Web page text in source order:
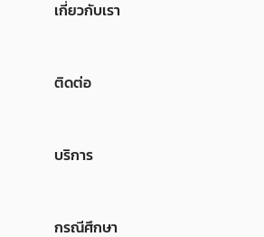
เกี่ยวกับเรา
ติดต่อ
บริการ
กรณีศึกษา